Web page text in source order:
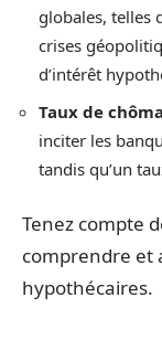
globales, telles
crises
d’intérêt
Taux de
inciter les
tandis qu’un
Tenez compte
comprendre et
hypothécaires.